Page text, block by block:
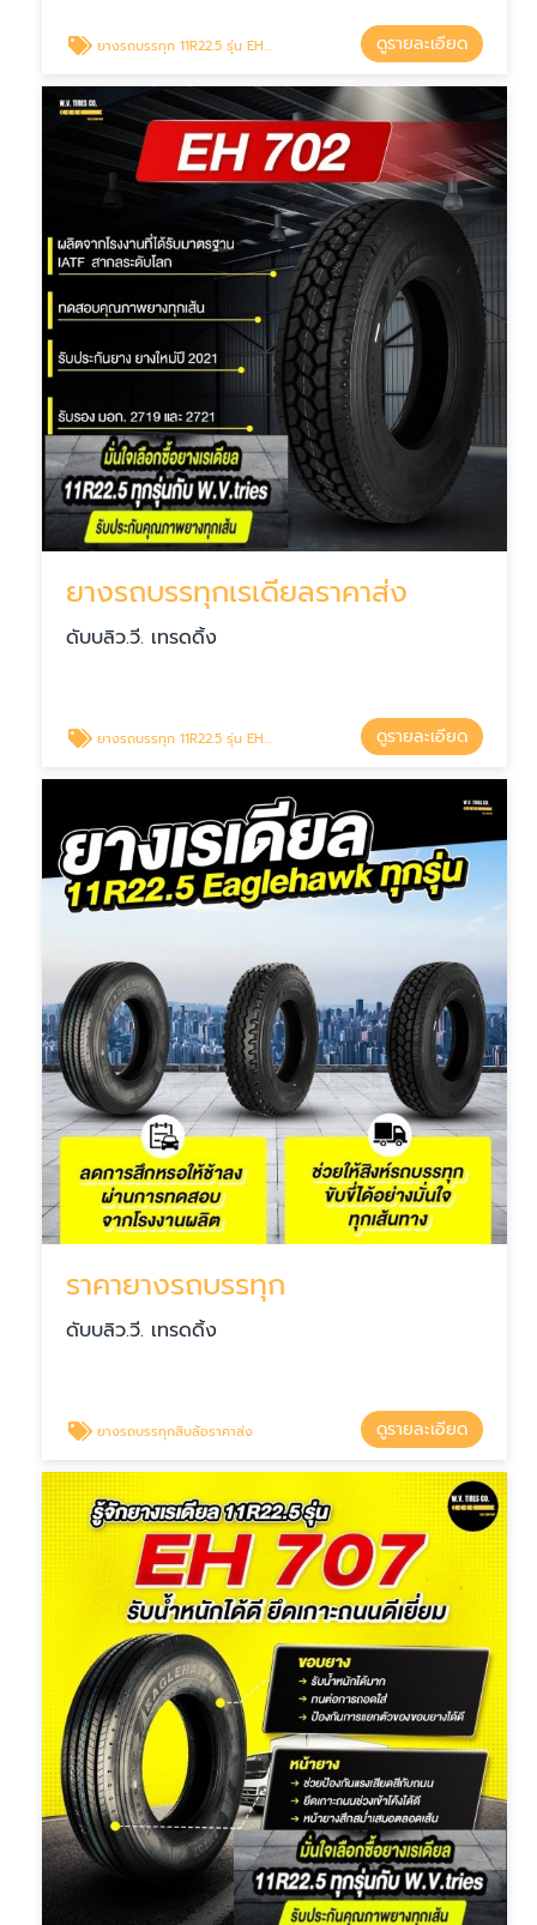
ยางรถบรรทุก 11R22.5 รุ่น EH707 ดูรายละเอียด
ยางรถบรรทุกเรเดียลราคาส่ง
ดับบลิว.วี. เทรดดิ้ง
ยางรถบรรทุก 11R22.5 รุ่น EH702 ดูรายละเอียด
ราคายางรถบรรทุก
ดับบลิว.วี. เทรดดิ้ง
ยางรถบรรทุกสิบล้อราคาส่ง ดูรายละเอียด